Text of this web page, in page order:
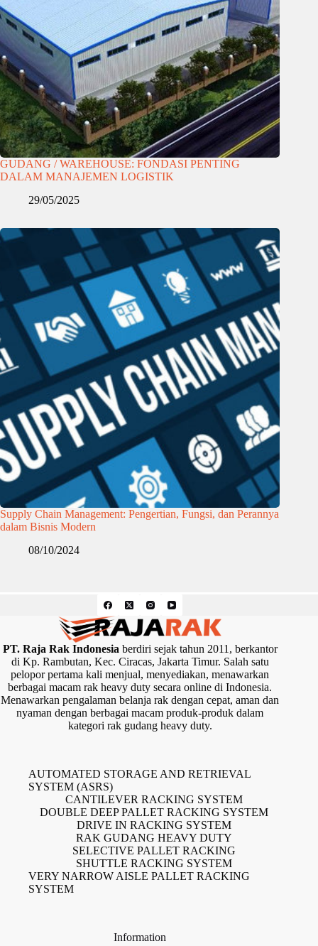
GUDANG / WAREHOUSE: FONDASI PENTING
DALAM MANAJEMEN LOGISTIK
29/05/2025
Supply Chain Management: Pengertian, Fungsi, dan Perannya
dalam Bisnis Modern
08/10/2024
PT. Raja Rak Indonesiaberdiri sejak tahun 2011, berkantor
di Kp. Rambutan, Kec. Ciracas, Jakarta Timur. Salah satu
pelopor pertama kali menjual, menyediakan, menawarkan
berbagai macam rak heavy duty secara online di Indonesia.
Menawarkan pengalaman belanja rak dengan cepat, aman dan
nyaman dengan berbagai macam produk-produk dalam
kategori rak gudang heavy duty.
AUTOMATED STORAGE AND RETRIEVAL
SYSTEM (ASRS)
CANTILEVER RACKING SYSTEM
DOUBLE DEEP PALLET RACKING SYSTEM
DRIVE IN RACKING SYSTEM
RAK GUDANG HEAVY DUTY
SELECTIVE PALLET RACKING
SHUTTLE RACKING SYSTEM
VERY NARROW AISLE PALLET RACKING
SYSTEM
Information